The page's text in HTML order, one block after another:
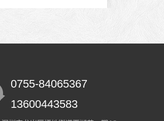
0755-84065367
13600443583